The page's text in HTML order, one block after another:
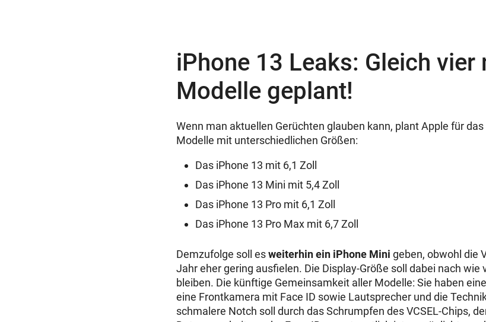
iPhone 13 Leaks: Gleich vier
Modelle geplant!
Wenn man aktuellen Gerüchten glauben kann, plant Apple für
Modelle mit unterschiedlichen Größen:
Das iPhone 13 mit 6,1 Zoll
Das iPhone 13 Mini mit 5,4 Zoll
Das iPhone 13 Pro mit 6,1 Zoll
Das iPhone 13 Pro Max mit 6,7 Zoll
Demzufolge soll esweiterhin ein iPhone Mini geben, obwohl die
Jahr eher gering ausfielen. Die Display-Größe soll dabei nach wie
bleiben. Die künftige Gemeinsamkeit aller Modelle: Sie haben eine
eine Frontkamera mit Face ID sowie Lautsprecher und die
schmalere Notch soll durch das Schrumpfen des VCSEL-Chips,